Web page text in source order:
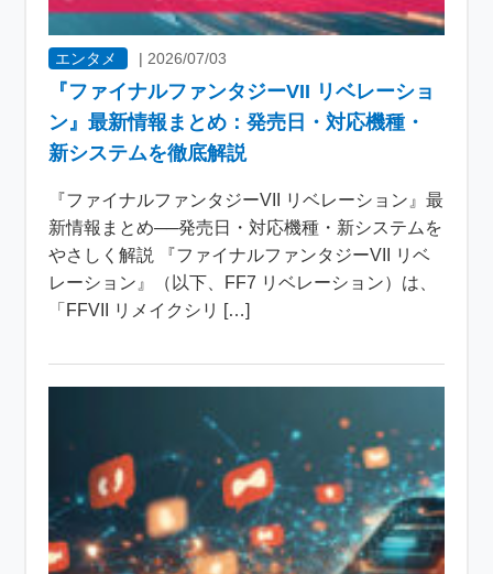
エンタメ |2026/07/03
『ファイナルファンタジーVII リベレーショ
ン』最新情報まとめ：発売日・対応機種・
新システムを徹底解説
『ファイナルファンタジーVII リベレーション』最
新情報まとめ──発売日・対応機種・新システムを
やさしく解説 『ファイナルファンタジーVII リベ
レーション』（以下、FF7 リベレーション）は、
「FFVII リメイクシリ […]